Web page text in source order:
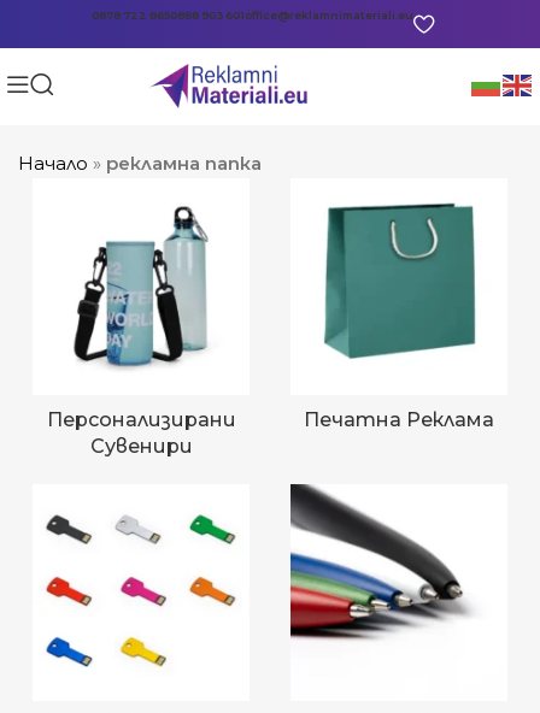
0878 722 8650888 903 601office@reklamnimateriali.eu
Начало » рекламна папка
Персонализирани
Сувенири
Печатна Реклама